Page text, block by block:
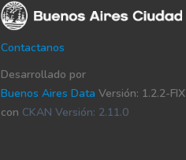
Contactanos
Desarrollado por
Buenos Aires Data Versión: 1.2.2-FIX
con CKAN Versión: 2.11.0